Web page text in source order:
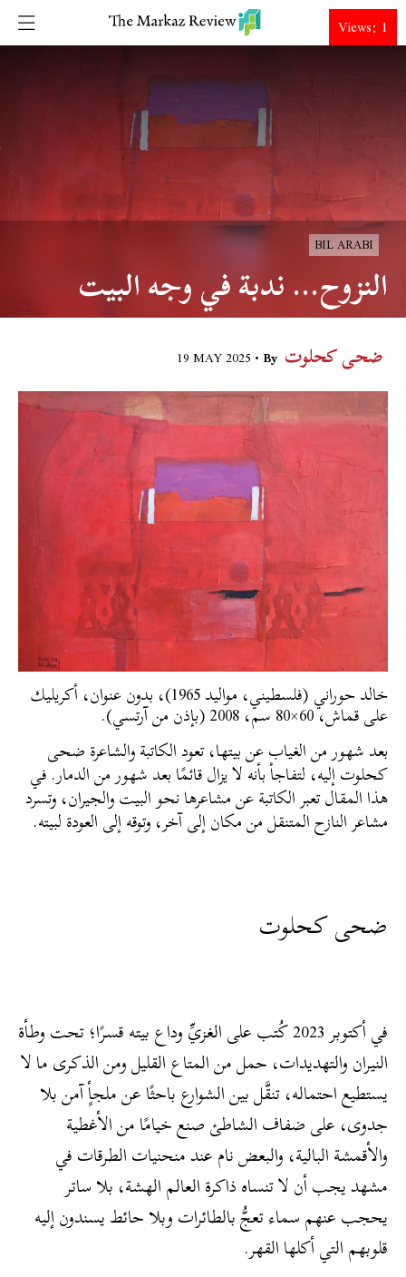
DONATE
BIL ARABI
النزوح… ندبة في وجه البيت
19 MAY 2025
خالد حوراني (فلسطيني، مواليد 1965)، بدون عنوان، أكريليك
على قماش، 60×80 سم، 2008 (بإذن من آرتسي).
بعد شهور من الغياب عن بيتها، تعود الكاتبة والشاعرة ضحى
كحلوت إليه، لتفاجأ بأنه لا يزال قائمًا بعد شهور من الدمار. في
هذا المقال تعبر الكاتبة عن مشاعرها نحو البيت والجيران، وتسرد
مشاعر النازح المتنقل من مكان إلى آخر، وتوقه إلى العودة لبيته.
ضحى كحلوت
في أكتوبر 2023 كُتب على الغزيِّ وداع بيته قسرًا؛ تحت وطأة
النيران والتهديدات، حمل من المتاع القليل ومن الذكرى ما لا
يستطيع احتماله، تنقَّل بين الشوارع باحثًا عن ملجأٍ آمن بلا
جدوى، على ضفاف الشاطئ صنع خيامًا من الأغطية
والأقمشة البالية، والبعض نام عند منحنيات الطرقات في
مشهد يجب أن لا تنساه ذاكرة العالم الهشة، بلا ساتر
يحجب عنهم سماء تعجُّ بالطائرات وبلا حائط يسندون إليه
قلوبهم التي أكلها القهر.
Views: 1